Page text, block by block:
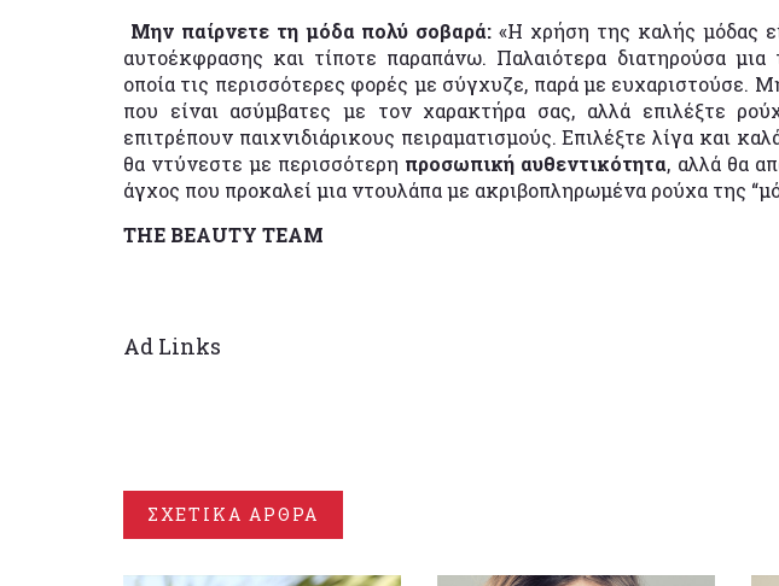
Μην παίρνετε τη μόδα πολύ σοβαρά: «Η χρήση της καλής μόδας
αυτοέκφρασης και τίποτε παραπάνω. Παλαιότερα διατηρούσα μια
οποία τις περισσότερες φορές με σύγχυζε, παρά με ευχαριστούσε.
που είναι ασύμβατες με τον χαρακτήρα σας, αλλά επιλέξτε
επιτρέπουν παιχνιδιάρικους πειραματισμούς. Επιλέξτε λίγα και
θα ντύνεστε με περισσότερη προσωπική αυθεντικότητα, αλλά θα
άγχος που προκαλεί μια ντουλάπα με ακριβοπληρωμένα ρούχα της
THE BEAUTY TEAM
Ad Links
ΣΧΕΤΙΚΑ ΑΡΘΡΑ